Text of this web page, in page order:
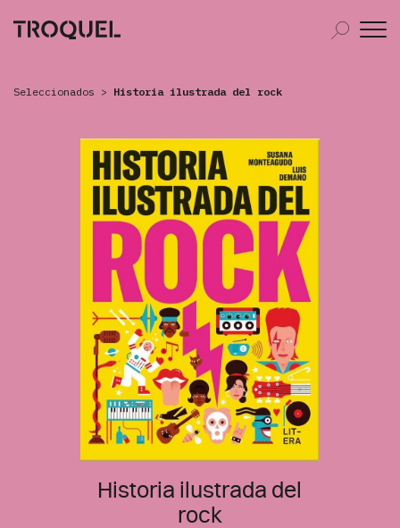
Seleccionados > Historia ilustrada del rock
Historia ilustrada del
rock